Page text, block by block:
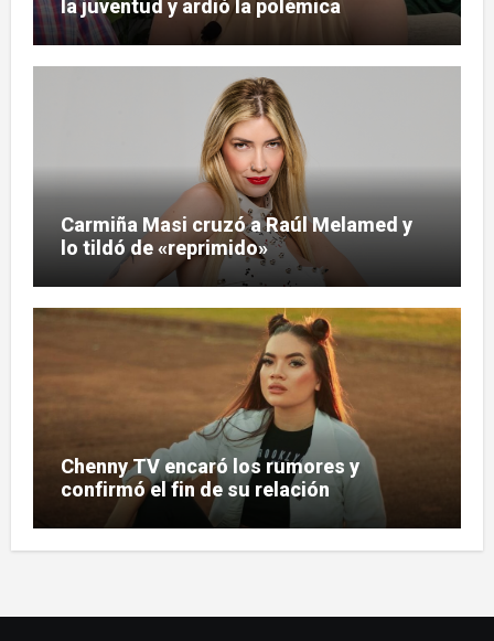
la juventud y ardió la polémica
Carmiña Masi cruzó a Raúl Melamed y
lo tildó de «reprimido»
Chenny TV encaró los rumores y
confirmó el fin de su relación